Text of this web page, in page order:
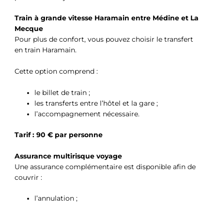
Train à grande vitesse Haramain entre Médine et La
Mecque
Pour plus de confort, vous pouvez choisir le transfert
en train Haramain.
Cette option comprend :
le billet de train ;
les transferts entre l’hôtel et la gare ;
l’accompagnement nécessaire.
Tarif : 90 € par personne
Assurance multirisque voyage
Une assurance complémentaire est disponible afin de
couvrir :
l’annulation ;